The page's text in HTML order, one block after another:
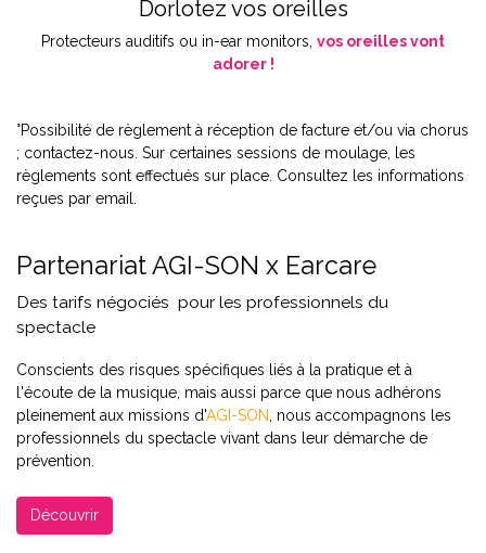
Dorlotez vos oreilles
Protecteurs auditifs ou in-ear monitors, vos oreilles vont
adorer !
°Possibilité de règlement à réception de facture et/ou via chorus
; contactez-nous. Sur certaines sessions de moulage, les
règlements sont effectués sur place. Consultez les informations
reçues par email.
Partenariat AGI-SON x Earcare
Des tarifs négociés pour les professionnels du
spectacle
Conscients des risques spécifiques liés à la pratique et à
l'écoute de la musique, mais aussi parce que nous adhérons
pleinement aux missions d'AGI-SON
nous accompagnons les
professionnels du spectacle vivant dans leur démarche de
prévention.
Découvrir